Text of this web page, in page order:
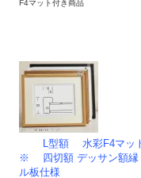
F4マット付き商品
L型額 水彩F4マッ
※ 四切額 デッサン額縁
ル板仕様